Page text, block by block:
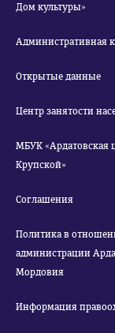
Дом культуры»
Административная
Открытые данные
Центр занятости
МБУК «Ардатовская
Крупской»
Соглашения
Политика в
администрации
Мордовия
Информация